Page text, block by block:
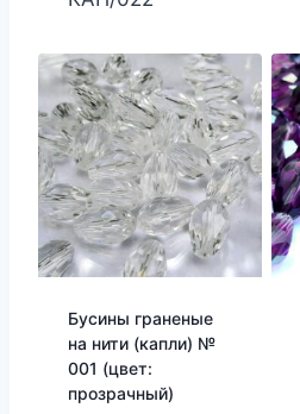
Бусины граненые
на нити (капли) №
001 (цвет:
прозрачный)